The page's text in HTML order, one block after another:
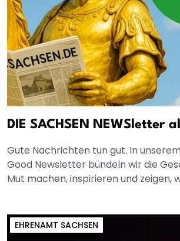
DIE SACHSEN NEWSletter
Gute Nachrichten tun gut. In
Good Newsletter bündeln wir die
Mut machen, inspirieren und zeigen,
EHRENAMT SACHSEN